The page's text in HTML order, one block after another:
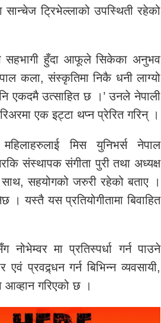
ट्रिभेल्लाको उपस्थिती रहेको
सहभागी हुँदा आफूले सिकेका अनुभव
कला, संस्कृतिमा निकै धनी लाग्यो
एकदमै उत्साहित छ ।’ उनले नेपाली
एक इट्टा थप्न प्रेरित गरिन् ।
मिस युनिभर्स नेपाल
संस्थापक संगीता पुरी तथा अध्यक्ष
सहयोगको जरुरी रहेको बताए ।
। यस्तै यस प्रतियोगीतामा बिवाहित
मा प्रतिस्पर्धा गर्न पाउने
प्रवद्र्धन गर्न बिभिन्न व्यवसायी,
आव्हान गरिएको छ ।